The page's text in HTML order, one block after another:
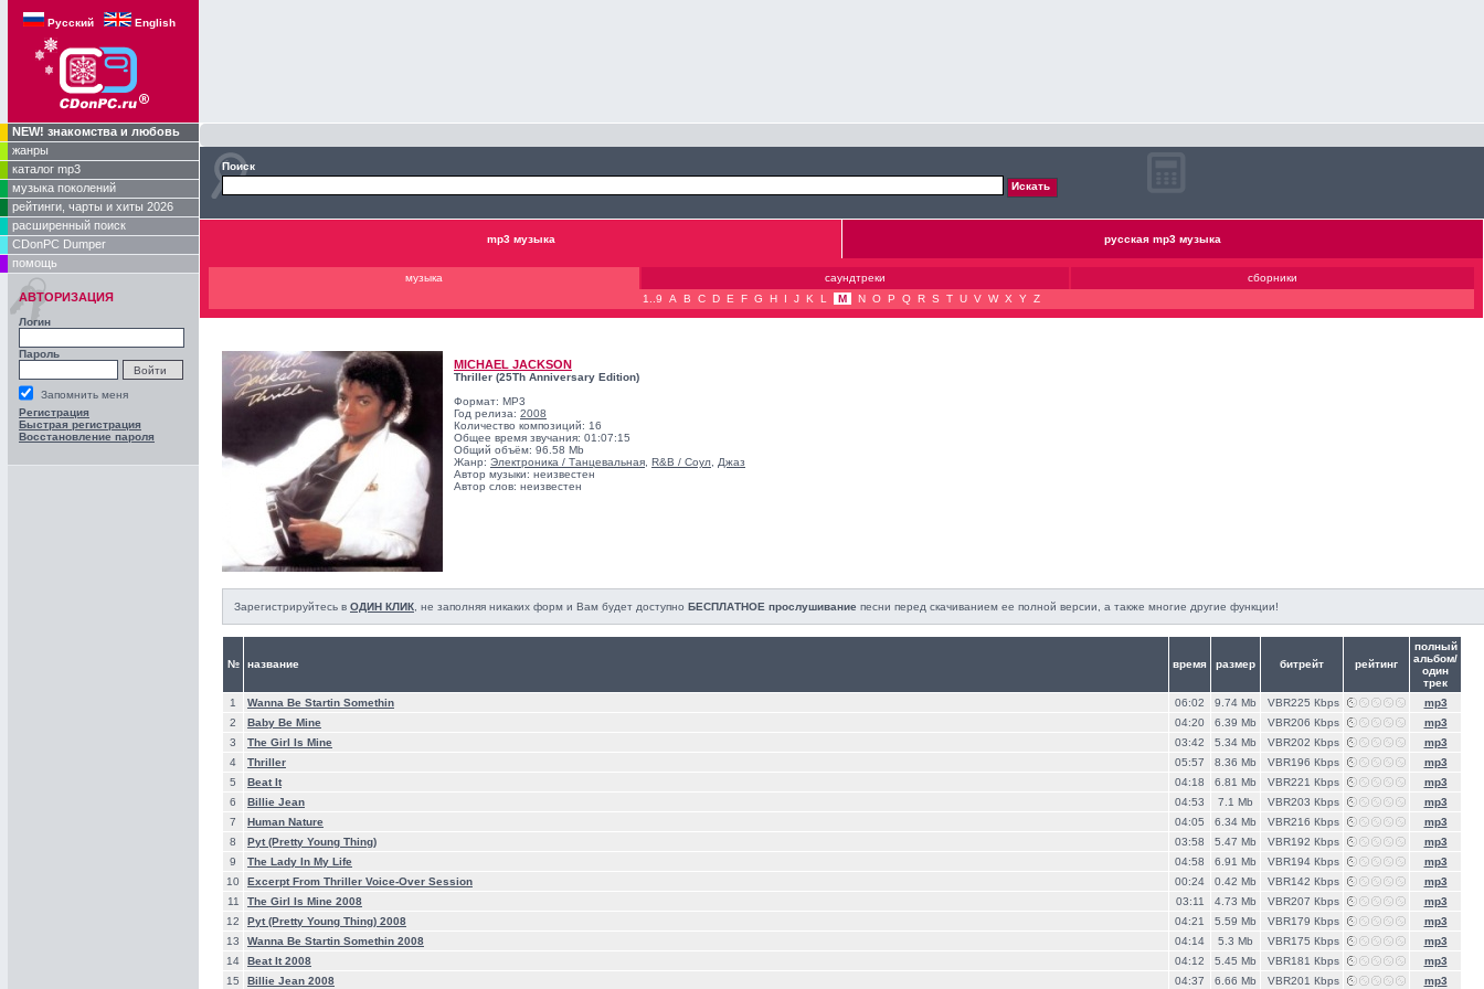
Русский English
NEW! знакомства и любовь
жанры
каталог mp3
музыка поколений
рейтинги, чарты и хиты 2026
расширенный поиск
CDonPC Dumper
помощь
АВТОРИЗАЦИЯ
Логин
Пароль
Запомнить меня
Регистрация
Быстрая регистрация
Восстановление пароля
Поиск
mp3 музыка русская mp3 музыка
музыка саундтреки
сборники
1..9
A B C D E F G H I J K L M N O P Q R S T U V W X Y Z
MICHAEL JACKSON
Thriller (25Th Anniversary Edition)
Формат: MP3
Год релиза: 2008
Количество композиций: 16
Общее время звучания: 01:07:15
Общий объём: 96.58 Mb
Жанр: Электроника / Танцевальная R&B / Соул
Джаз
Автор музыки: неизвестен
Автор слов: неизвестен
Зарегистрируйтесь в ОДИН КЛИК , не заполняя никаких форм и Вам будет доступно БЕСПЛАТНОЕ прослушивание песни перед cкачиванием ее полной версии, а также многие другие функции!
№ название время размер битрейт рейтинг
полный
альбом/
один
трек
1
Wanna Be Startin Somethin 06:02 9.74 Mb VBR225 Кbps
mp3
2
Baby Be Mine 04:20 6.39 Mb VBR206 Кbps
mp3
3
The Girl Is Mine 03:42 5.34 Mb VBR202 Кbps
mp3
4
Thriller 05:57 8.36 Mb VBR196 Кbps
mp3
5
Beat It 04:18 6.81 Mb VBR221 Кbps
mp3
6
Billie Jean 04:53 7.1 Mb VBR203 Кbps
mp3
7
Human Nature 04:05 6.34 Mb VBR216 Кbps
mp3
8
Pyt (Pretty Young Thing) 03:58 5.47 Mb VBR192 Кbps
mp3
9
The Lady In My Life 04:58 6.91 Mb VBR194 Кbps
mp3
10
Excerpt From Thriller Voice-Over Session 00:24 0.42 Mb VBR142 Кbps
mp3
11
The Girl Is Mine 2008 03:11 4.73 Mb VBR207 Кbps
mp3
12
Pyt (Pretty Young Thing) 2008 04:21 5.59 Mb VBR179 Кbps
mp3
13
Wanna Be Startin Somethin 2008 04:14 5.3 Mb VBR175 Кbps
mp3
14
Beat It 2008 04:12 5.45 Mb VBR181 Кbps
mp3
15
Billie Jean 2008 04:37 6.66 Mb VBR201 Кbps mp3